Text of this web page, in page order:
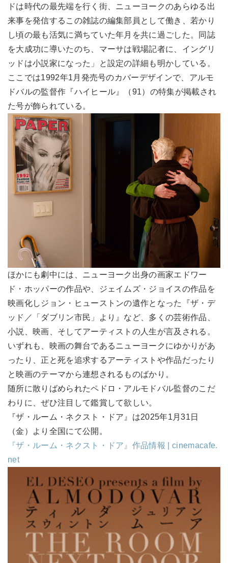
ドは時代の最先端を行く街、ニューヨークのあらゆる出
来事を発信するこの雑誌の編集部員として働き、若かり
し頃の最も活気に満ちていた年月を共に過ごした。同誌
を大成功に導いたのち、マーサは戦場記者に、イングリ
ッドは小説家になった」と設定の詳細も明かしている。
ここでは1992年1月発売号のカバーデザインで、アルモ
ドバルの監督作『ハイヒール』（91）の特集が掲載され
た号が飾られている。
ほかにも劇中には、ニューヨーク出身の画家エドワー
ド・ホッパーの作品や、ジェイムズ・ジョイスの作品を
映画化しジョン・ヒューストンの遺作となった『ザ・デ
ッド／「ダブリン市民」より』など、多くの芸術作品、
小説、映画、そしてアーティストの人生が言及される。
いずれも、映画の舞台であるニューヨークにゆかりがあ
ったり、正と死を追求するアーティストや作品だったり
と映画のテーマから連想されるものばかり。
随所に散りばめられたペドロ・アルモドバル監督のこだ
わりに、ぜひ注目して鑑賞して欲しい。
『ザ・ルーム・ネクスト・ドア』は2025年1月31日
（金）より全国にて公開。
『ザ・ルーム・ネクスト・ドア』作品情報 | cinemacafe.
net